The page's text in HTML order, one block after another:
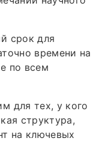
срок для
времени на
по всем
для тех, у кого
структура,
на ключевых